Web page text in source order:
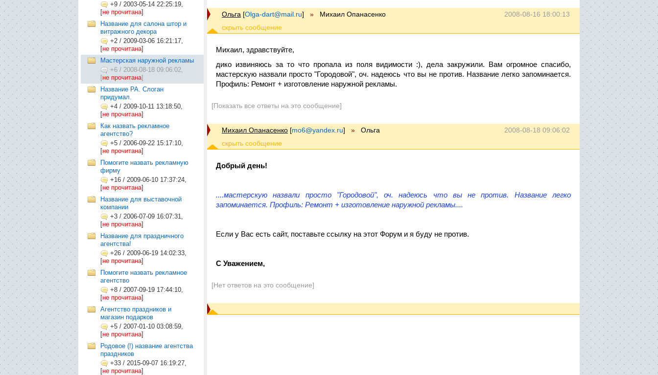
+9 / 2003-05-14 22:25:19,
[не прочитана]
Название для салона штор и
витражного декора
+2 / 2009-03-06 16:21:17,
[не прочитана]
Мастерская наружной рекламы
+6 / 2008-08-18 09:06:02,
[не прочитана]
Название РА. Слоган
придумал.
+4 / 2009-10-11 13:18:50,
[не прочитана]
Как назвать рекламное
агентство?
+5 / 2006-09-22 15:17:10,
[не прочитана]
Помогите назвать рекламную
фирму
+16 / 2009-06-10 17:37:24,
[не прочитана]
Название для выставочной
компании
+3 / 2006-07-09 16:07:31,
[не прочитана]
Название для праздничного
агентства!
+26 / 2009-06-19 14:02:33,
[не прочитана]
Помогите назвать рекламное
агентство
+8 / 2007-09-19 17:44:10,
[не прочитана]
Агентство праздников и
магазин подарков
+5 / 2007-01-10 03:08:59,
[не прочитана]
Родовое (!) название агентства
праздников
+33 / 2015-09-07 16:19:27,
[не прочитана]
2008-08-16 18:00:13
Ольга [Olga-dart@mail.ru] » Михаил Опанасенко
Михаил, здравствуйте,
дико извиняюсь за то что пропала из поля видимости :), дела закружили. Вам огромное спасибо,
мастерскую назвали просто "Городовой", оч. надеюсь что вы не против. Название легко запоминается.
Профиль: Ремонт + изготовление наружной рекламы.
[Показать все ответы на это сообщение]
2008-08-18 09:06:02
Михаил Опанасенко [mo6@yandex.ru] » Ольга
Добрый день!
....мастерскую назвали просто "Городовой", оч. надеюсь что вы не против. Название легко
запоминается. Профиль: Ремонт + изготовление наружной рекламы....
Если у Вас есть сайт, поставьте ссылку на этот Форум и я буду не против.
С Уважением,
[Нет ответов на это сообщение]